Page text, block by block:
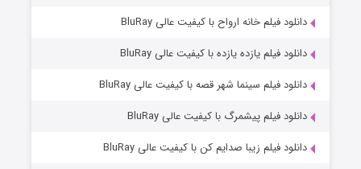
دانلود فیلم خانه ارواح با کیفیت عالی BluRay
دانلود فیلم یازده یازده با کیفیت عالی BluRay
دانلود فیلم سینما شهر قصه با کیفیت عالی BluRay
دانلود فیلم پیشمرگ با کیفیت عالی BluRay
دانلود فیلم زیبا صدایم کن با کیفیت عالی BluRay